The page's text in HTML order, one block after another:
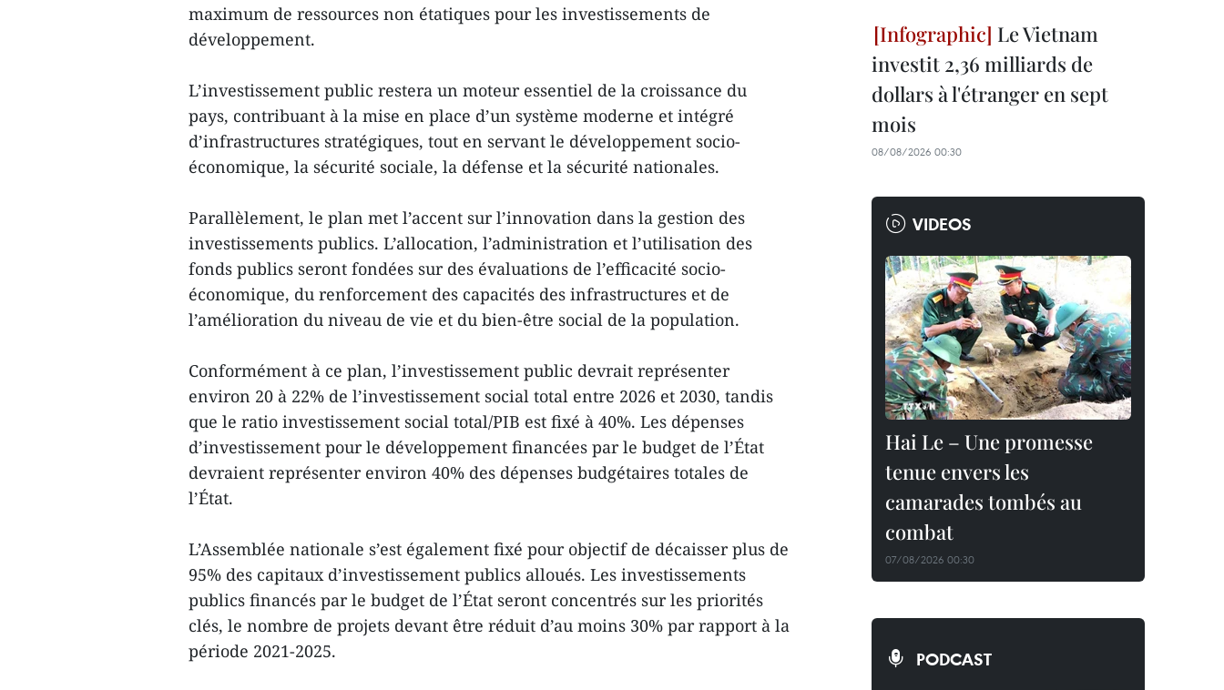
maximum de ressources non étatiques pour les investissements de
développement.
L’investissement public restera un moteur essentiel de la croissance du
pays, contribuant à la mise en place d’un système moderne et intégré
d’infrastructures stratégiques, tout en servant le développement socio-
économique, la sécurité sociale, la défense et la sécurité nationales.
Parallèlement, le plan met l’accent sur l’innovation dans la gestion des
investissements publics. L’allocation, l’administration et l’utilisation des
fonds publics seront fondées sur des évaluations de l’efficacité socio-
économique, du renforcement des capacités des infrastructures et de
l’amélioration du niveau de vie et du bien-être social de la population.
Conformément à ce plan, l’investissement public devrait représenter
environ 20 à 22% de l’investissement social total entre 2026 et 2030, tandis
que le ratio investissement social total/PIB est fixé à 40%. Les dépenses
d’investissement pour le développement financées par le budget de l’État
devraient représenter environ 40% des dépenses budgétaires totales de
l’État.
L’Assemblée nationale s’est également fixé pour objectif de décaisser plus de
95% des capitaux d’investissement publics alloués. Les investissements
publics financés par le budget de l’État seront concentrés sur les priorités
clés, le nombre de projets devant être réduit d’au moins 30% par rapport à la
période 2021-2025.
Le Vietnam
investit 2,36 milliards de
dollars à l'étranger en sept
mois
08/08/2026 00:30
VIDEOS
Hai Le – Une promesse
tenue envers les
camarades tombés au
combat
07/08/2026 00:30
PODCAST